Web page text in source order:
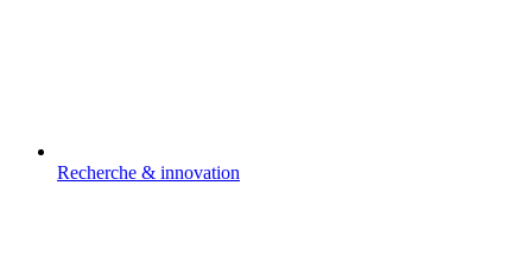
Recherche & innovation